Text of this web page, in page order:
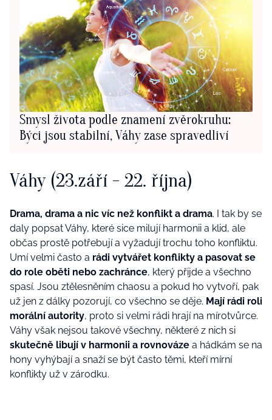
Smysl života podle znamení zvěrokruhu:
Býci jsou stabilní, Váhy zase spravedliví
Váhy (23.září - 22. října)
Drama, drama a nic víc než konflikt a drama. I tak by se
daly popsat Váhy, které sice milují harmonii a klid, ale
občas prostě potřebují a vyžadují trochu toho konfliktu.
Umí velmi často a rádi vytvářet konflikty a pasovat se
do role oběti nebo zachránce, který přijde a všechno
spasí. Jsou ztělesněním chaosu a pokud ho vytvoří, pak
už jen z dálky pozorují, co všechno se děje. Mají rádi roli
morální autority, proto si velmi rádi hrají na mírotvůrce.
Váhy však nejsou takové všechny, některé z nich si
skutečně libují v harmonii a rovnováze a hádkám se na
hony vyhýbají a snaží se být často těmi, kteří mírní
konflikty už v zárodku.